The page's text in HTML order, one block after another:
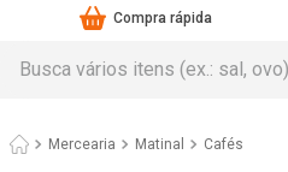
Compra rápida
Mercearia Matinal Cafés